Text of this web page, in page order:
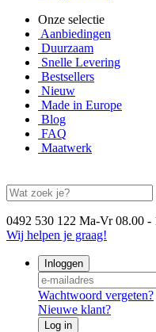
Onze selectie
Aanbiedingen
Duurzaam
Snelle Levering
Bestsellers
Nieuw
Made in Europe
Blog
FAQ
Maatwerk
0492 530 122 Ma-Vr 08.00 -
Wij helpen je graag!
Inloggen
Wachtwoord vergeten?
Nieuwe klant?
Log in